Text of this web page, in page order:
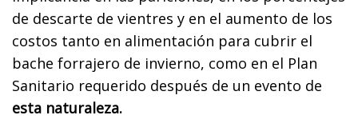
de descarte de vientres y en el aumento de los
costos tanto en alimentación para cubrir el
bache forrajero de invierno, como en el Plan
Sanitario requerido después de un evento de
esta naturaleza.